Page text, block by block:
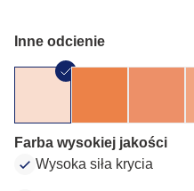
Inne odcienie
Farba wysokiej jakości
Wysoka siła krycia